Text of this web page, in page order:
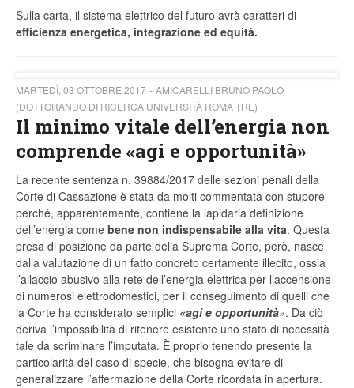
Sulla carta, il sistema elettrico del futuro avrà caratteri di
efficienza energetica, integrazione ed equità.
MARTEDÌ, 03 OTTOBRE 2017
AMICARELLI BRUNO PAOLO
(DOTTORANDO DI RICERCA UNIVERSITÀ ROMA TRE)
Il minimo vitale dell’energia non
comprende «agi e opportunità»
La recente sentenza n. 39884/2017 delle sezioni penali della
Corte di Cassazione è stata da molti commentata con stupore
perché, apparentemente, contiene la lapidaria definizione
dell’energia come bene non indispensabile alla vita. Questa
presa di posizione da parte della Suprema Corte, però, nasce
dalla valutazione di un fatto concreto certamente illecito, ossia
l’allaccio abusivo alla rete dell’energia elettrica per l’accensione
di numerosi elettrodomestici, per il conseguimento di quelli che
la Corte ha considerato semplici «agi e opportunità». Da ciò
deriva l’impossibilità di ritenere esistente uno stato di necessità
tale da scriminare l’imputata. È proprio tenendo presente la
particolarità del caso di specie, che bisogna evitare di
generalizzare l’affermazione della Corte ricordata in apertura.